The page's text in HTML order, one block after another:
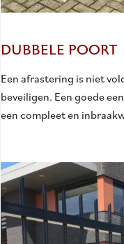
DUBBELE POORT
Een afrastering is niet
beveiligen. Een goede
een compleet en